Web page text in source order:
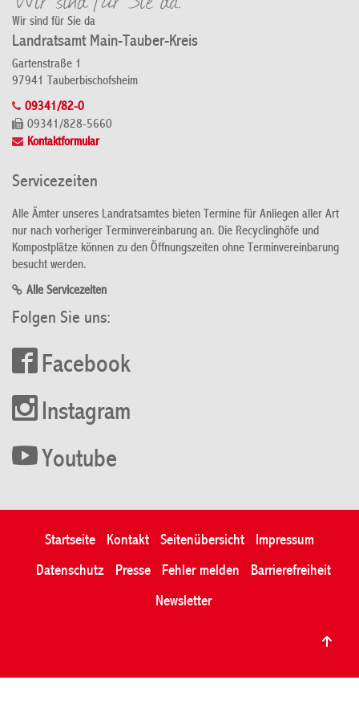
Wir sind für Sie da
Landratsamt Main-Tauber-Kreis
Gartenstraße 1
97941 Tauberbischofsheim
09341/82-0
09341/828-5660
Kontaktformular
Servicezeiten
Alle Ämter unseres Landratsamtes bieten Termine für Anliegen aller Art
nur nach vorheriger Terminvereinbarung an. Die Recyclinghöfe und
Kompostplätze können zu den Öffnungszeiten ohne Terminvereinbarung
besucht werden.
Alle Servicezeiten
Folgen Sie uns:
Facebook
Instagram
Youtube
Startseite Kontakt Seitenübersicht
Impressum
Datenschutz
Presse Fehler melden
Barrierefreiheit
Newsletter